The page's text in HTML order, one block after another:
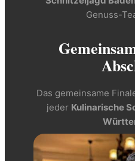
Genuss-
Das gemeinsame
jeder Kulinarische